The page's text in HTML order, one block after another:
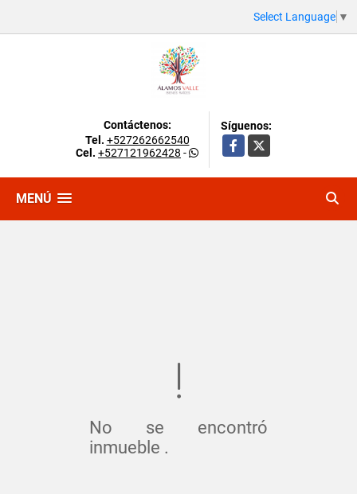
Select Language ▼
Contáctenos:
Tel. +527262662540
Cel. +527121962428 -
Síguenos:
Facebook
X
MENÚ
No se encontró
inmueble .